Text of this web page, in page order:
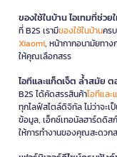
ของใช้ในบ้าน ไอเทมที่ช่ว
ที่ B2S เรามีของใช้ในบ้านคร
Xiaomi, หน้ากากอนามัยทา
ให้คุณเลือกสรร
ไอทีและแก็ดเจ็ต ล้ำสมัย
B2S ได้คัดสรรสินค้าไอทีและ
ทุกไลฟ์สไตล์ดิจิทัล ไม่ว่าจะเ
ข้อมูล, เอ็กซ์เทอนัลฮาร์ดดิสก์
ให้การทำงานของคุณสะดวก